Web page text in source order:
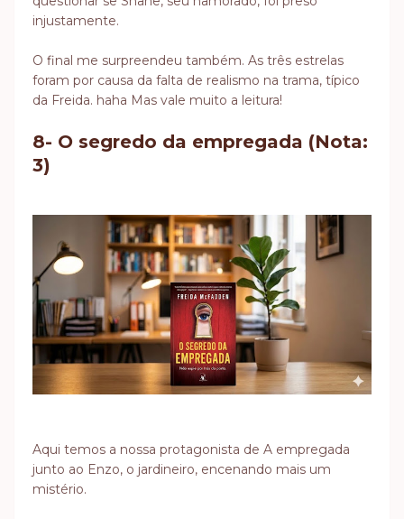
injustamente.
O final me surpreendeu também. As três estrelas
foram por causa da falta de realismo na trama, típico
da Freida. haha Mas vale muito a leitura!
8- O segredo da empregada (Nota:
3)
Aqui temos a nossa protagonista de A empregada
junto ao Enzo, o jardineiro, encenando mais um
mistério.